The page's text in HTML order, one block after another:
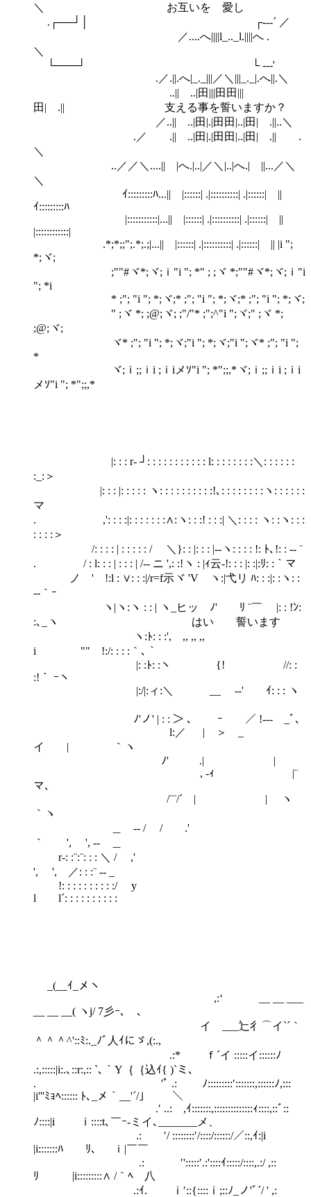
＼ お互いを 愛し
.┌──┘│ ┌--‐´ ／
／....へ||||l_.._l.||||へ .
＼
└───┘ └ --‐'
.／.||.へ|_._|||／＼|||_._|.へ||.＼
..|| ..|田|||田田|||
田| .|| 支える事を誓いますか？
／..|| ..|田|.|田田|..|田| .||..＼
.／ .|| ..|田|.|田田|..|田| .|| .
＼
..／／＼....|| |へ.|..|／＼|..|へ.| ||...／＼
＼
ｲ:::::::::ﾊ...|| |::::::| .|::::::::::| .|::::::| ||
ｲ:::::::::ﾊ
|:::::::::::|...|| |::::::| .|::::::::::| .|::::::| ||
|::::::::::::|
.*;*;;";.*;.;|...|| |::::::| .|::::::::::| .|::::::| || |i ";
*;ヾ;
;""#ヾ*;ヾ;ｉ"i "; *" ; ;ヾ *;""#ヾ*;ヾ;ｉ"i
"; *i
* ;"; "i "; *;ヾ;* ;"; "i "; *;ヾ;* ;"; "i "; *;ヾ;
" ;ヾ *; ;@;ヾ; ;"/"* ;";^"i ";ヾ;" ;ヾ *;
;@;ヾ;
ヾ* ;"; "i "; *;ヾ;"i "; *;ヾ;"i ";ヾ* ;"; "i ";
*
ヾ;ｉ;;ｉi ;ｉiメｿ"i "; *";;,*ヾ;ｉ;;ｉi ;ｉi
メｿ"i "; *";;,*
|: : : r‐ ┘: : : : : : : : : : : l: : : : : : : :＼: : : : : :
:_:＞
|: : : |: : : : : ヽ: : : : : : : : : :!､: : : : : : : :ヽ: : : : : :
マ
. ,': : : :|: : : : : : :∧:ヽ: : :! : : :| ＼: : : : ヽ: :ヽ: : :
: : : :＞
/: : : : | : : : : : / ＼}: : |: : : |--ヽ: : : : !: ﾄ､!: : -‐ ¨
. / : l: : : | : : : | /-‐ ニ ',: :!ヽ : |ｨ云-!: : : |: :|:ﾘ: :｀マ
ノ ' !:l : ∨: : :|/r=f示ヾ 'V ヽ:|弋リ ﾊ: : :|: :ヽ: :
-‐｀ｰ
ヽ|ヽ:ヽ : : | ヽ_ヒッ ﾉ' ﾘ ¨￣ |: : !ﾝ:
:､_ヽ はい 誓います
ヽ:ﾄ: : :', ,, ,, ,,
i "" !:/: : : :｀､｀
|: :ﾄ: :ヽ {! //: :
:!｀ ｰヽ
|:/|:ィ:＼ゝ __ -‐' ｲ: : : ヽ
ﾉ'ノ' | : : ＞ ､ ｰ ／ !‐‐- _ﾞ､
l:／ | ＞ _
イ | ｀ヽ
ﾉ' .| |
, -ｨ |¨
マ､
/¨¨/´ | | ヽ
｀ヽ
＿ -‐ / / .'
｀ ', ', ‐- ＿
r‐: :¨:¨: : : ＼ / ,'
', ', ／: : :¨ ‐- _
!: : : : : : : : : :/ y
l l´: : : : : : : : : :
_(__ｲ_メヽ
,:‘ __ __ ___
__ __ __( ヽj/ 7彡ｰ､ゝ､
イ ___辷彳⌒イ`´｀
＾＾＾^'::ﾐ:._ﾉﾞ人ｲにゞ,(:.,
.:* ｆ´イ :::::イ::::::ﾉ
.:,:::::|i:.､::r:,:: `､｀Y｛｛込ｲ{ )`ミ､
. 'ﾟ .: ﾉ:::::::::′:::::::,::::::ﾉ,:::
|i'''ﾐｮﾍ:::::: ﾄ､_メ｀__'´/」 ＼
.′ ..: ,ｲ:::::::,::::::::::::::ｨ::::,::ﾞ::
ﾉ::::|i ⅰ::::t､￣ｰ-ミイ､_______メ、
.: ′/ ::::::::′/::::/::::::/／::,ｲ:|i
|i:::::::ﾊ ﾘ､ ｉ|￣￣
.: ′':::::′.:'::::ｲ:::::/::::,.:/ ,::
ﾘ |i:::::::::∧ /｀ﾍ 八
.:ｲ. ⅰ′::{::::ⅰ;::ﾉ_ノ'ﾞ´/ ' ,: